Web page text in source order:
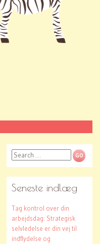
Search
Seneste indlæg
Tag kontrol over din
arbejdsdag: Strategisk
selvledelse er din vej til
indflydelse og